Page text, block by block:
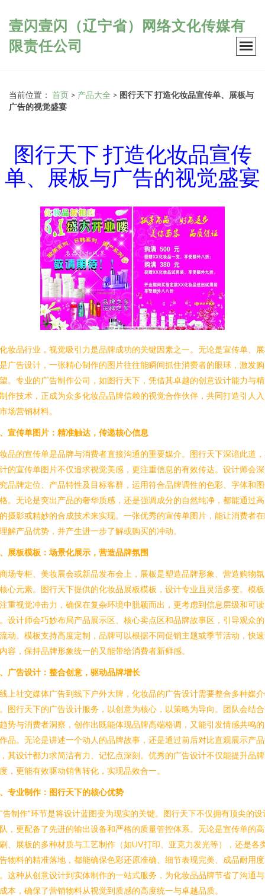
壹闪壹闪（辽宁省）网络文化传媒有
限责任公司
当前位置： 首页 > 产品大全 > 图行天下 打造化妆品宣传单、展板与
广告的视觉盛宴
图行天下 打造化妆品宣传
单、展板与广告的视觉盛宴
妆品行业，视觉吸引力是品牌成功的关键因素之一。无论是宣传单、
广告设计，一张精心制作的图片往往能瞬间抓住消费者的眼球，激发
。专业的广告制作公司，如图行天下，凭借其卓越的创意设计能力与
作技术，正成为众多化妆品品牌信赖的视觉合作伙伴，共同打造引人
场营销材料。
宣传单图片：精准触达，传递核心信息
品的宣传单是品牌与消费者直接沟通的重要媒介。图行天下深谙此道
的宣传单图片不仅追求视觉美感，更注重信息的有效传达。设计师会
品牌定位、产品特性及目标客群，运用符合品牌调性的色彩、字体和
。无论是突出产品的奢华质感，还是强调成分的自然纯净，都能通过
摄影或精妙的合成技术来实现。一张优秀的宣传单图片，能让消费者
解产品优势，并产生进一步了解或购买的冲动。
展板模板：场景化展示，营造品牌氛围
场专柜、美妆展会或新品发布会上，展板是塑造品牌形象、营造购物
心元素。图行天下提供的化妆品展板模板，设计专业且灵活多变。模
重视觉冲击力，确保在复杂环境中脱颖而出，更考虑到信息层级和可读
设计师会巧妙布局产品展示区、核心卖点区和品牌故事区，引导观众
动。模板支持高度定制，品牌可以根据不同促销主题或季节活动，快
容，保持品牌形象统一的又能带给消费者新鲜感。
广告设计：整合创意，驱动品牌增长
上社交媒体广告到线下户外大牌，化妆品的广告设计需要整合多种媒
图行天下的广告设计服务，以创意为核心，以策略为导向。团队会结
势与消费者洞察，创作出既能体现品牌高端格调，又能引发情感共鸣
品。无论是讲述一个动人的品牌故事，还是通过前后对比直观展示产
其设计都力求简洁有力、记忆点深刻。优秀的广告设计不仅能提升品
，更能有效驱动销售转化，实现品效合一。
专业制作：图行天下的核心优势
告制作”环节是将设计蓝图变为现实的关键。图行天下不仅拥有顶尖的设
，更配备了先进的输出设备和严格的质量管控体系。无论是宣传单的
、展板的多种材质与工艺制作（如UV打印、亚克力发光等），还是各
物料的精准落地，都能确保色彩还原准确、细节表现完美、成品耐用度
这种从创意设计到实体制作的一站式服务，为化妆品品牌节省了沟通
本，确保了营销物料从视觉到质感的高度统一与卓越品质。